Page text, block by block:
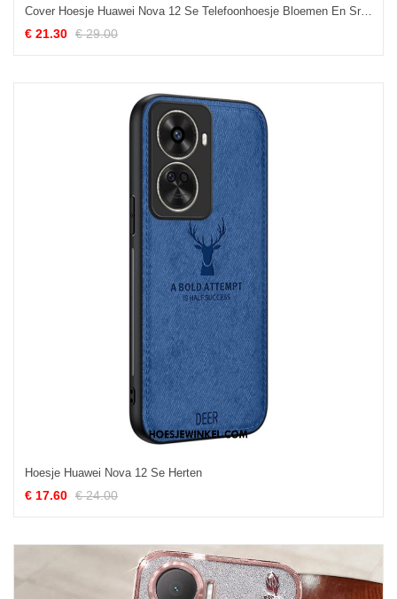
Cover Hoesje Huawei Nova 12 Se Telefoonhoesje Bloemen En Srass Steun Kadem
€ 21.30 € 29.00
Hoesje Huawei Nova 12 Se Herten
€ 17.60 € 24.00